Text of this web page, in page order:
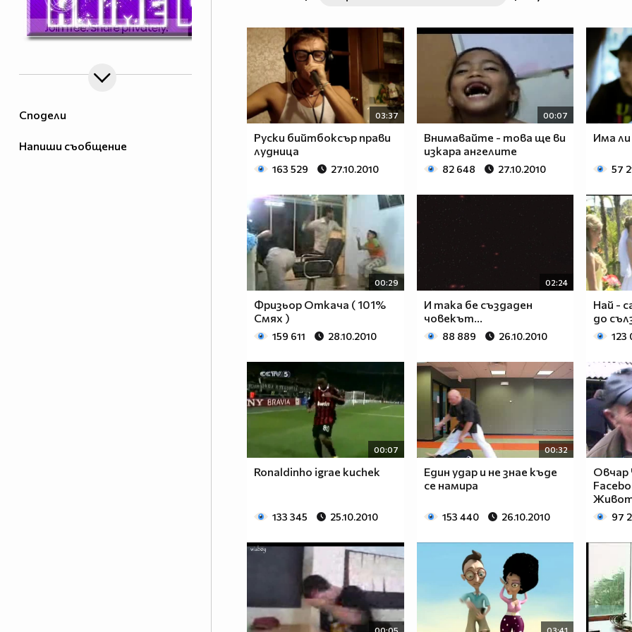
Сподели
Напиши съобщение
03:37
Руски бийтбоксър прави
лудница
163 529 27.10.2010
00:07
Внимавайте - това ще ви
изкара ангелите
82 648 27.10.2010
Има ли
57
00:29
Фризьор Откача ( 101%
Смях )
159 611 28.10.2010
02:24
И така бе създаден
човекът...
88 889 26.10.2010
Най -
до
123
00:07
Ronaldinho igrae kuchek
133 345 25.10.2010
00:32
Един удар и не знае къде
се намира
153 440 26.10.2010
Овчар
97